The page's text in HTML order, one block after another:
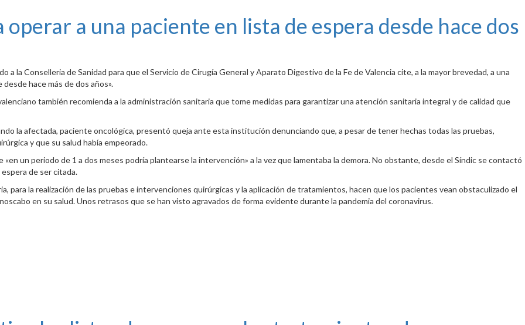
operar a una paciente en lista de espera desde hace dos
a la Conselleria de Sanidad para que el Servicio de Cirugía General y Aparato Digestivo de la Fe de Valencia cite, a la mayor brevedad, a una
hace más de dos años».
también recomienda a la administración sanitaria que tome medidas para garantizar una atención sanitaria integral y de calidad que
la afectada, paciente oncológica, presentó queja ante esta institución denunciando que, a pesar de tener hechas todas las pruebas,
y que su salud había empeorado.
un periodo de 1 a dos meses podría plantearse la intervención» a la vez que lamentaba la demora. No obstante, desde el Síndic se contactó
de ser citada.
para la realización de las pruebas e intervenciones quirúrgicas y la aplicación de tratamientos, hacen que los pacientes vean obstaculizado el
en su salud. Unos retrasos que se han visto agravados de forma evidente durante la pandemia del coronavirus.